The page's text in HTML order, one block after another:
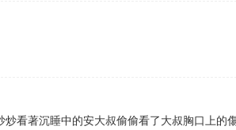
看著沉睡中的安大叔偷偷看了大叔胸口上的